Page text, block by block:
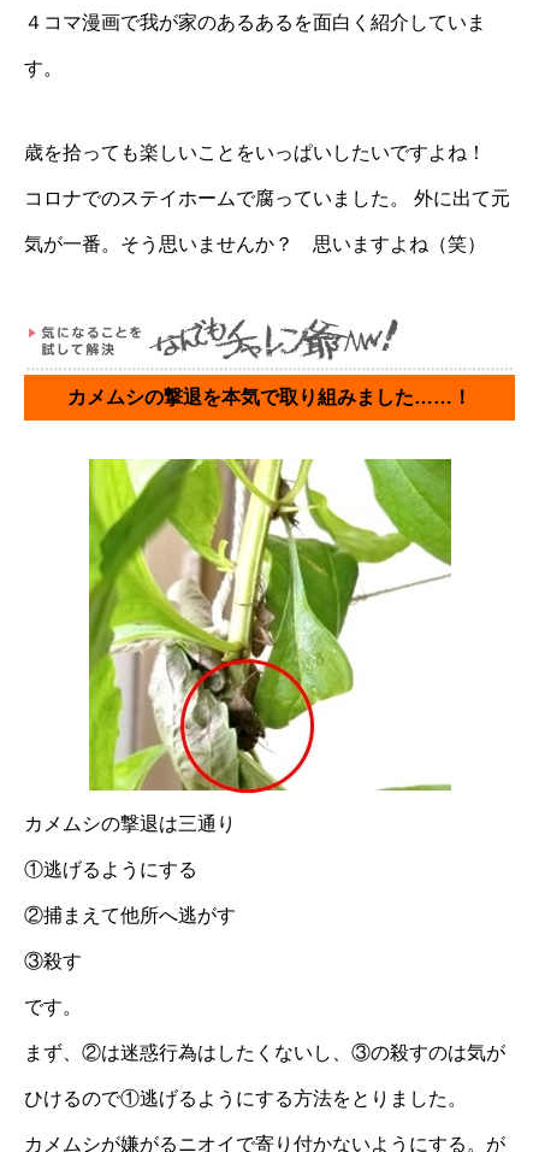
４コマ漫画で我が家のあるあるを面白く紹介していま
す。
歳を拾っても楽しいことをいっぱいしたいですよね！
コロナでのステイホームで腐っていました。 外に出て元
気が一番。そう思いませんか？ 思いますよね（笑）
カメムシの撃退を本気で取り組みました……！
カメムシの撃退は三通り
①逃げるようにする
②捕まえて他所へ逃がす
③殺す
です。
まず、②は迷惑行為はしたくないし、③の殺すのは気が
ひけるので①逃げるようにする方法をとりました。
カメムシが嫌がるニオイで寄り付かないようにする。が